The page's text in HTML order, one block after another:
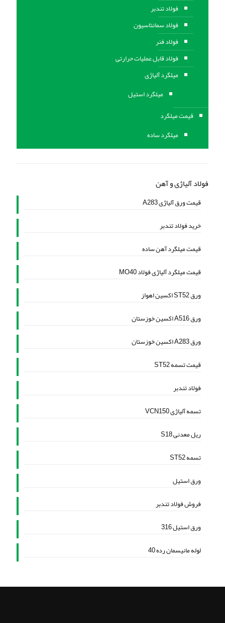
فولاد تندبر
فولاد سمانتاسیون
فولاد فنر
فولاد قابل عملیات حرارتی
ميلگرد آلیاژی
میلگرد استیل
قیمت میلگرد
میلگرد ساده
فولاد آلیاژی و آهن
قیمت ورق آلیاژی A283
خرید فولاد تندبر
قیمت میلگرد آهن ساده
قیمت میلگرد آلیاژی فولاد MO40
ورق ST52 اکسین اهواز
ورق A516 اکسین خوزستان
ورق A283 اکسین خوزستان
قیمت تسمه ST52
فولاد تندبر
تسمه آلیاژی VCN150
ریل معدنی S18
تسمه ST52
ورق استیل
فروش فولاد تندبر
ورق استیل 316
لوله مانیسمان رده 40